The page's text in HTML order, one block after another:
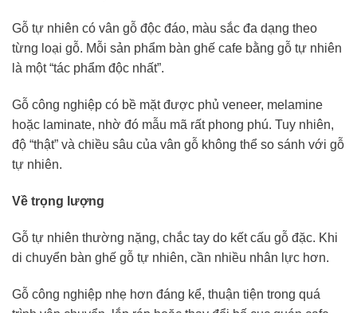
Gỗ tự nhiên có vân gỗ độc đáo, màu sắc đa dạng theo
từng loại gỗ. Mỗi sản phẩm bàn ghế cafe bằng gỗ tự nhiên
là một “tác phẩm độc nhất”.
Gỗ công nghiệp có bề mặt được phủ veneer, melamine
hoặc laminate, nhờ đó mẫu mã rất phong phú. Tuy nhiên,
độ “thật” và chiều sâu của vân gỗ không thể so sánh với gỗ
tự nhiên.
Về trọng lượng
Gỗ tự nhiên thường nặng, chắc tay do kết cấu gỗ đặc. Khi
di chuyển bàn ghế gỗ tự nhiên, cần nhiều nhân lực hơn.
Gỗ công nghiệp nhẹ hơn đáng kể, thuận tiện trong quá